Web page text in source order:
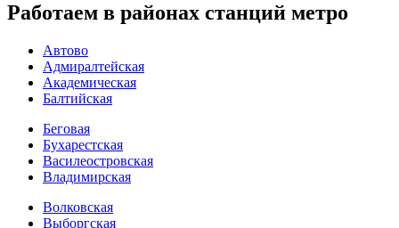
Работаем в районах станций метро
Автово
Адмиралтейская
Академическая
Балтийская
Беговая
Бухарестская
Василеостровская
Владимирская
Волковская
Выборгская